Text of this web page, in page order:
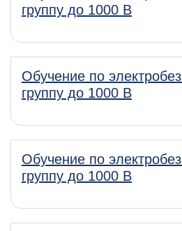
группу до 1000 В
Обучение по
группу до 1000 В
Обучение по
группу до 1000 В